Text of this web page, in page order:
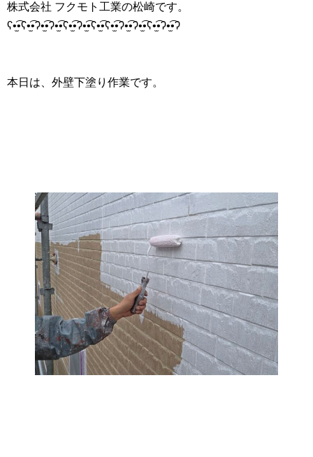
株式会社 フクモト工業の松崎です。
ʕ•̫͡•ʕ•̫͡•ʔ•̫͡•ʔ•̫͡•ʕ•̫͡•ʔ•̫͡•ʕ•̫͡•ʕ•̫͡•ʔ•̫͡•ʔ•̫͡•ʕ•̫͡•ʔ•̫͡•ʔ
本日は、外壁下塗り作業です。